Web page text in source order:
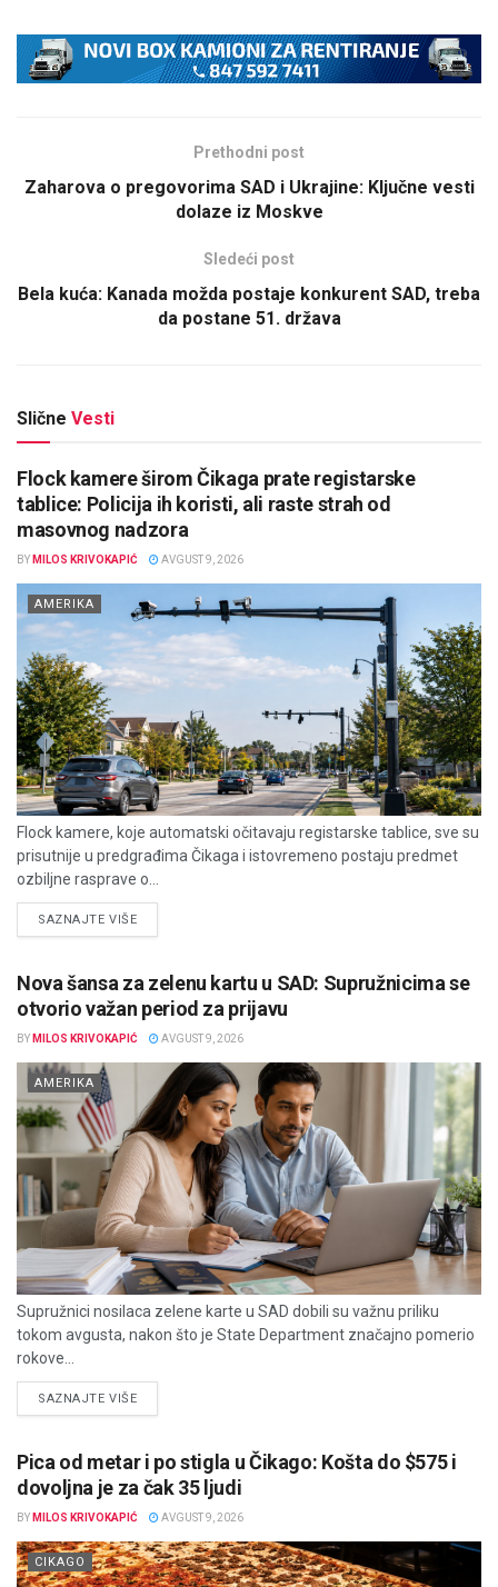
Prethodni post
Zaharova o pregovorima SAD i Ukrajine: Ključne vesti
dolaze iz Moskve
Sledeći post
Bela kuća: Kanada možda postaje konkurent SAD, treba
da postane 51. država
Slične Vesti
Flock kamere širom Čikaga prate registarske
tablice: Policija ih koristi, ali raste strah od
masovnog nadzora
BY MILOS KRIVOKAPIĆ AVGUST 9, 2026
AMERIKA
Flock kamere, koje automatski očitavaju registarske tablice, sve su
prisutnije u predgrađima Čikaga i istovremeno postaju predmet
ozbiljne rasprave o...
SAZNAJTE VIŠEDETAILS
Nova šansa za zelenu kartu u SAD: Supružnicima se
otvorio važan period za prijavu
BY MILOS KRIVOKAPIĆ AVGUST 9, 2026
AMERIKA
Supružnici nosilaca zelene karte u SAD dobili su važnu priliku
tokom avgusta, nakon što je State Department značajno pomerio
rokove...
SAZNAJTE VIŠEDETAILS
Pica od metar i po stigla u Čikago: Košta do $575 i
dovoljna je za čak 35 ljudi
BY MILOS KRIVOKAPIĆ AVGUST 9, 2026
CIKAGO